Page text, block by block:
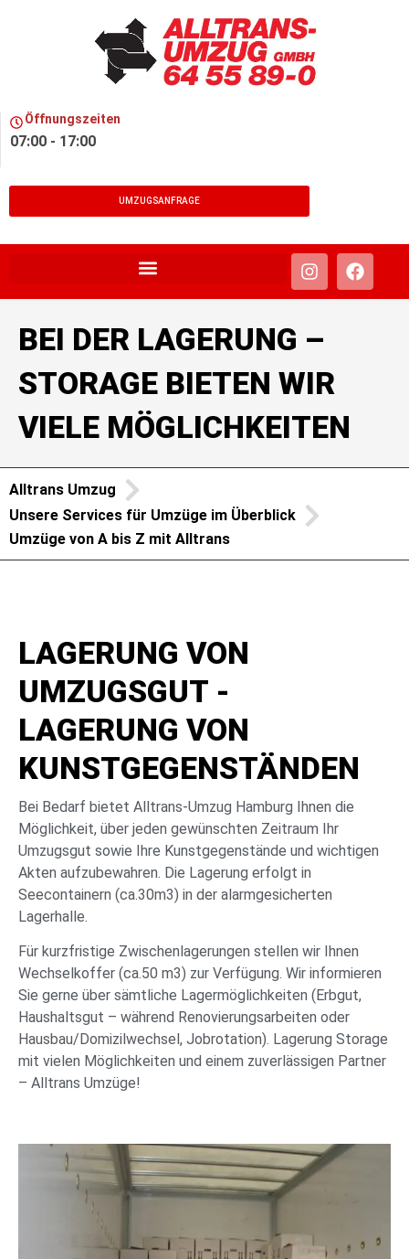
Öffnungszeiten
07:00 - 17:00
UMZUGSANFRAGE
BEI DER LAGERUNG –
STORAGE BIETEN WIR
VIELE MÖGLICHKEITEN
Alltrans Umzug
Unsere Services für Umzüge im Überblick
Umzüge von A bis Z mit Alltrans
LAGERUNG VON
UMZUGSGUT -
LAGERUNG VON
KUNSTGEGENSTÄNDEN
Bei Bedarf bietet Alltrans-Umzug Hamburg Ihnen die
Möglichkeit, über jeden gewünschten Zeitraum Ihr
Umzugsgut sowie Ihre Kunstgegenstände und wichtigen
Akten aufzubewahren. Die Lagerung erfolgt in
Seecontainern (ca.30m3) in der alarmgesicherten
Lagerhalle.
Für kurzfristige Zwischenlagerungen stellen wir Ihnen
Wechselkoffer (ca.50 m3) zur Verfügung. Wir informieren
Sie gerne über sämtliche Lagermöglichkeiten (Erbgut,
Haushaltsgut – während Renovierungsarbeiten oder
Hausbau/Domizilwechsel, Jobrotation). Lagerung Storage
mit vielen Möglichkeiten und einem zuverlässigen Partner
– Alltrans Umzüge!